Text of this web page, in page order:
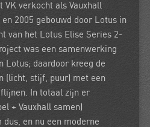
VK verkocht als Vauxhall
2005 gebouwd door
Lotus in
van het
Lotus Elise Series 2-
was een samenwerking
Lotus; daardoor kreeg de
(licht, stijf, puur) met een
In totaal zijn er
+ Vauxhall samen)
en nu een moderne